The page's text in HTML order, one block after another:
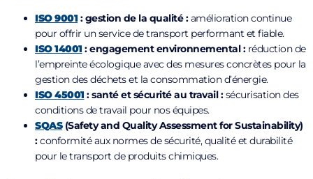
ISO 9001 : gestion de la qualité :amélioration continue
pour offrir un service de transport performant et fiable.
ISO 14001 : engagement environnemental : réduction de
l’empreinte écologique avec des mesures concrètes pour la
gestion des déchets et la consommation d’énergie.
ISO 45001 : santé et sécurité au travail :sécurisation des
conditions de travail pour nos équipes.
SQAS(Safety and Quality Assessment for Sustainability)
:conformité aux normes de sécurité, qualité et durabilité
pour le transport de produits chimiques.